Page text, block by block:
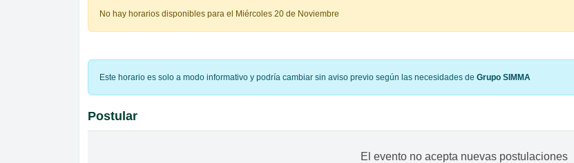
No hay horarios disponibles para el Miércoles 20 de Noviembre
Este horario es solo a modo informativo y podría cambiar sin aviso previo según las necesidades de Grupo SIMMA
Postular
El evento no acepta nuevas postulaciones